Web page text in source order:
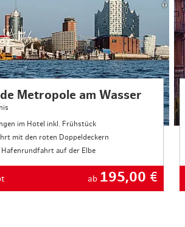
Metropole am Wasser
im Hotel inkl. Frühstück
mit den roten Doppeldeckern
Hafenrundfahrt auf der Elbe
ab 195,00 €